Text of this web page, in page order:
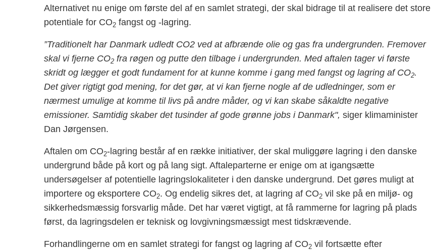
Alternativet nu enige om første del af en samlet strategi, der skal bidrage til at realisere det store
potentiale for CO2 fangst og -lagring.
”Traditionelt har Danmark udledt CO2 ved at afbrænde olie og gas fra undergrunden. Fremover
skal vi fjerne CO2 fra røgen og putte den tilbage i undergrunden. Med aftalen tager vi første
skridt og lægger et godt fundament for at kunne komme i gang med fangst og lagring af CO2.
Det giver rigtigt god mening, for det gør, at vi kan fjerne nogle af de udledninger, som er
nærmest umulige at komme til livs på andre måder, og vi kan skabe såkaldte negative
emissioner. Samtidig skaber det tusinder af gode grønne jobs i Danmark", siger klimaminister
Dan Jørgensen.
Aftalen om CO2-lagring består af en række initiativer, der skal muliggøre lagring i den danske
undergrund både på kort og på lang sigt. Aftaleparterne er enige om at igangsætte
undersøgelser af potentielle lagringslokaliteter i den danske undergrund. Det gøres muligt at
importere og eksportere CO2. Og endelig sikres det, at lagring af CO2 vil ske på en miljø- og
sikkerhedsmæssig forsvarlig måde. Det har været vigtigt, at få rammerne for lagring på plads
først, da lagringsdelen er teknisk og lovgivningsmæssigt mest tidskrævende.
Forhandlingerne om en samlet strategi for fangst og lagring af CO2 vil fortsætte efter